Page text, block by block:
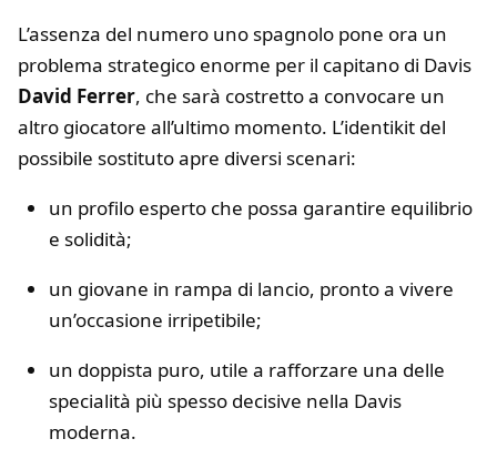
L’assenza del numero uno spagnolo pone ora un
problema strategico enorme per il capitano di Davis
David Ferrer, che sarà costretto a convocare un
altro giocatore all’ultimo momento. L’identikit del
possibile sostituto apre diversi scenari:
un profilo esperto che possa garantire equilibrio
e solidità;
un giovane in rampa di lancio, pronto a vivere
un’occasione irripetibile;
un doppista puro, utile a rafforzare una delle
specialità più spesso decisive nella Davis
moderna.